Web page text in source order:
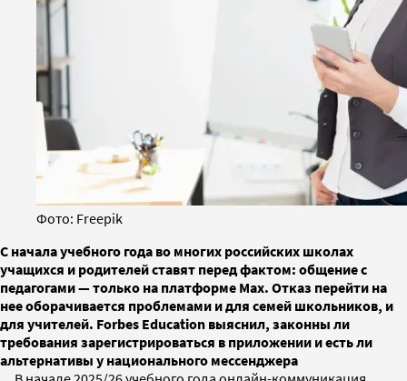
Фото: Freepik
С начала учебного года во многих российских школах
учащихся и родителей ставят перед фактом: общение с
педагогами — только на платформе Max. Отказ перейти на
нее оборачивается проблемами и для семей школьников, и
для учителей. Forbes Education выяснил, законны ли
требования зарегистрироваться в приложении и есть ли
альтернативы у национального мессенджера